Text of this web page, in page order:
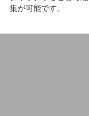
集が可能です。